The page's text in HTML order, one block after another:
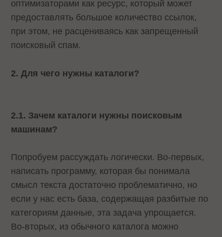
оптимизаторами как ресурс, который может
предоставлять большое количество ссылок,
при этом, не расцениваясь как запрещенный
поисковый спам.
2. Для чего нужны каталоги?
2.1. Зачем каталоги нужны поисковым
машинам?
Попробуем рассуждать логически. Во-первых,
написать программу, которая бы понимала
смысл текста достаточно проблематично, но
если у нас есть база, содержащая разбитые по
категориям данные, эта задача упрощается.
Во-вторых, из обычного каталога можно